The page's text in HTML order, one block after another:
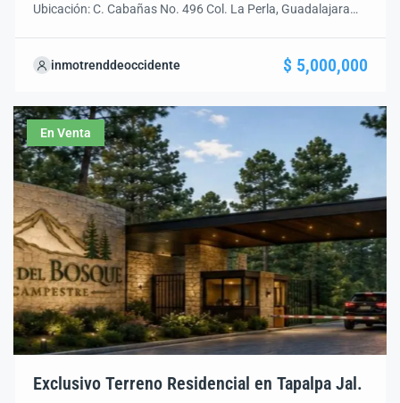
Ubicación: C. Cabañas No. 496 Col. La Perla, Guadalajara
Parámetros Urbanísticos
Zonificación: Área de
inmotrenddeoccidente $ 5,000,000
En Venta
Exclusivo Terreno Residencial en Tapalpa Jal.